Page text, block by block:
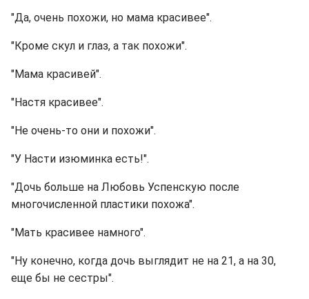
"Да, очень похожи, но мама красивее".
"Кроме скул и глаз, а так похожи".
"Мама красивей".
"Настя красивее".
"Не очень-то они и похожи".
"У Насти изюминка есть!".
"Дочь больше на Любовь Успенскую после
многочисленной пластики похожа".
"Мать красивее намного".
"Ну конечно, когда дочь выглядит не на 21, а на 30,
еще бы не сестры".